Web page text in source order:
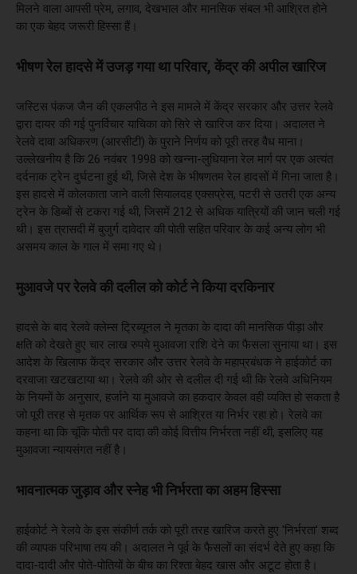
मिलने वाला आपसी प्रेम, लगाव, देखभाल और मानसिक संबल भी आश्रित होने
का एक बेहद जरूरी हिस्सा हैं।
भीषण रेल हादसे में उजड़ गया था परिवार, केंद्र की अपील खारिज
जस्टिस पंकज जैन की एकलपीठ ने इस मामले में केंद्र सरकार और उत्तर रेलवे
द्वारा दायर की गई पुनर्विचार याचिका को सिरे से खारिज कर दिया। अदालत ने
रेलवे दावा अधिकरण (आरसीटी) के पुराने निर्णय को पूरी तरह वैध माना।
उल्लेखनीय है कि 26 नवंबर 1998 को खन्ना-लुधियाना रेल मार्ग पर एक अत्यंत
दर्दनाक ट्रेन दुर्घटना हुई थी, जिसे देश के भीषणतम रेल हादसों में गिना जाता है।
इस हादसे में कोलकाता जाने वाली सियालदह एक्सप्रेस, पटरी से उतरी एक अन्य
ट्रेन के डिब्बों से टकरा गई थी, जिसमें 212 से अधिक यात्रियों की जान चली गई
थी। इस त्रासदी में बुजुर्ग दावेदार की पोती सहित परिवार के कई अन्य लोग भी
असमय काल के गाल में समा गए थे।
मुआवजे पर रेलवे की दलील को कोर्ट ने किया दरकिनार
हादसे के बाद रेलवे क्लेम्स ट्रिब्यूनल ने मृतका के दादा की मानसिक पीड़ा और
क्षति को देखते हुए चार लाख रुपये मुआवजा राशि देने का फैसला सुनाया था। इस
आदेश के खिलाफ केंद्र सरकार और उत्तर रेलवे के महाप्रबंधक ने हाईकोर्ट का
दरवाजा खटखटाया था। रेलवे की ओर से दलील दी गई थी कि रेलवे अधिनियम
के नियमों के अनुसार, हर्जाने या मुआवजे का हकदार केवल वही व्यक्ति हो सकता है
जो पूरी तरह से मृतक पर आर्थिक रूप से आश्रित या निर्भर रहा हो। रेलवे का
कहना था कि चूंकि पोती पर दादा की कोई वित्तीय निर्भरता नहीं थी, इसलिए यह
मुआवजा न्यायसंगत नहीं है।
भावनात्मक जुड़ाव और स्नेह भी निर्भरता का अहम हिस्सा
हाईकोर्ट ने रेलवे के इस संकीर्ण तर्क को पूरी तरह खारिज करते हुए 'निर्भरता' शब्द
की व्यापक परिभाषा तय की। अदालत ने पूर्व के फैसलों का संदर्भ देते हुए कहा कि
दादा-दादी और पोते-पोतियों के बीच का रिश्ता बेहद खास और अटूट होता है।